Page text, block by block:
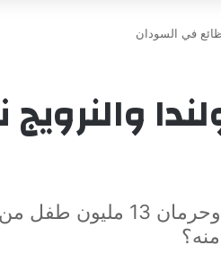
في السودان
تورك: عدد القتلى المدنيين